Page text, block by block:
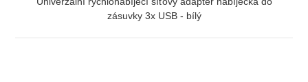
zásuvky 3x USB - bílý